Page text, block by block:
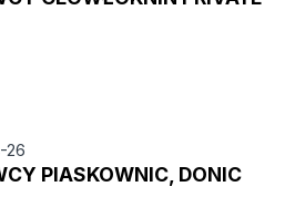
26
PIASKOWNIC, DONIC